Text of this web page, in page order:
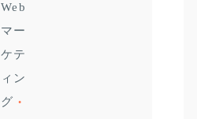
Web
マー
ケテ
ィン
グ